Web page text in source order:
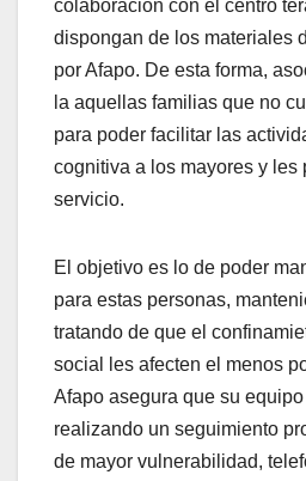
colaboración con el centro
dispongan de los materiales
por Afapo. De esta forma,
la aquellas familias que no
para poder facilitar las
cognitiva a los mayores y les
servicio.
El objetivo es lo de poder
para estas personas,
tratando de que el
social les afecten el menos
Afapo asegura que su
realizando un seguimiento
de mayor vulnerabilidad,